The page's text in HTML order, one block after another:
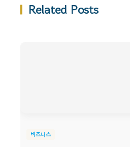
Related Posts
비즈니스